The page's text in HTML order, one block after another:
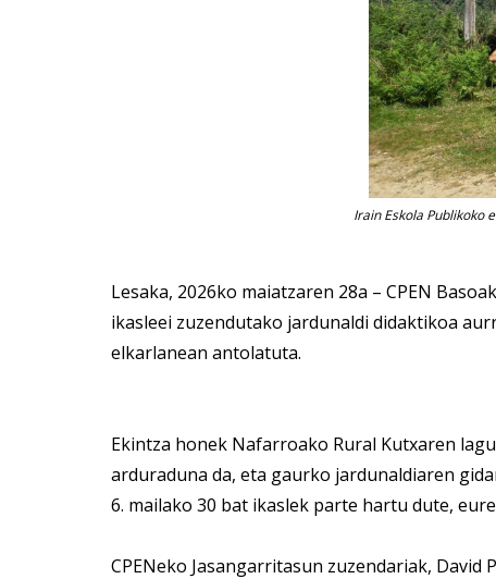
Irain Eskola Publikoko
Lesaka, 2026ko maiatzaren 28a – CPEN
ikasleei zuzendutako jardunaldi didaktikoa
elkarlanean antolatuta.
Ekintza honek Nafarroako Rural Kutxaren
arduraduna da, eta gaurko jardunaldiaren
6. mailako 30 bat ikaslek parte hartu dute,
CPENeko Jasangarritasun zuzendariak,